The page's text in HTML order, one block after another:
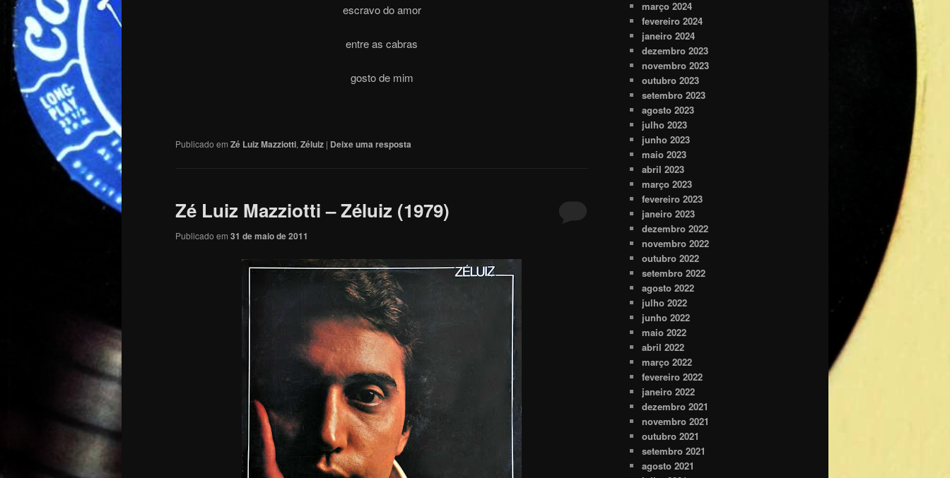
escravo do amor
entre as cabras
gosto de mim
Publicado em Zé Luiz Mazziotti, Zéluiz | Deixe uma resposta
Zé Luiz Mazziotti – Zéluiz (1979)
Publicado em 31 de maio de 2011
março 2024
fevereiro 2024
janeiro 2024
dezembro 2023
novembro 2023
outubro 2023
setembro 2023
agosto 2023
julho 2023
junho 2023
maio 2023
abril 2023
março 2023
fevereiro 2023
janeiro 2023
dezembro 2022
novembro 2022
outubro 2022
setembro 2022
agosto 2022
julho 2022
junho 2022
maio 2022
abril 2022
março 2022
fevereiro 2022
janeiro 2022
dezembro 2021
novembro 2021
outubro 2021
setembro 2021
agosto 2021